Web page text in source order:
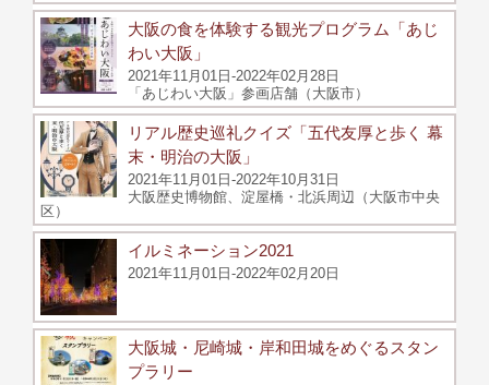
大阪の食を体験する観光プログラム「あじ
わい大阪」
2021年11月01日-2022年02月28日
「あじわい大阪」参画店舗（大阪市）
リアル歴史巡礼クイズ「五代友厚と歩く 幕
末・明治の大阪」
2021年11月01日-2022年10月31日
大阪歴史博物館、淀屋橋・北浜周辺（大阪市中央
区）
イルミネーション2021
2021年11月01日-2022年02月20日
大阪城・尼崎城・岸和田城をめぐるスタン
プラリー